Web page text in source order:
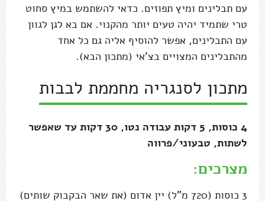
עם תבלינים ומיץ תפוזים. כדאי להשתמש במיץ סחוט
טרי שתמיד יהיה טעים יותר מהקנוי. אם בא לגן לגוון
עם התבלינים, אפשר להוסיף אליה גם כל אחד
מהתבלינים המצויים בצ'אי (מתכון הבא).
מתכון לסנגריה מחממת לבבות
4 כוסות, 5 דקות עבודה נטו, 30 דקות עד שאפשר
לשתות, טבעוני/פרווה
מצרכים:
3 כוסות (720 מ"ל) יין אדום (את שאר הבקבוק שותים)